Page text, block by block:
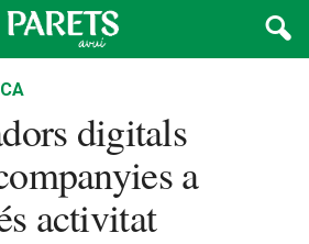
digitals
a
activitat